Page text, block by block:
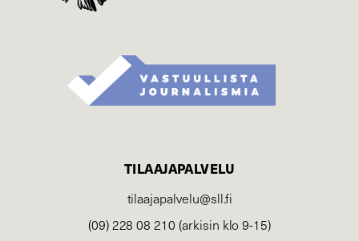
TILAAJAPALVELU
tilaajapalvelu@sll.fi
(09) 228 08 210 (arkisin klo 9-15)